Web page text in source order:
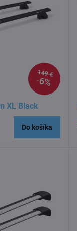
149 €
6%
XL Black
Do košíka